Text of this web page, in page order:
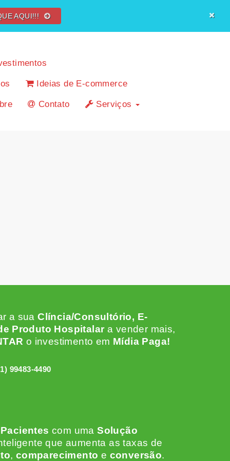
AQUI!!!
Ideias de E-commerce
Contato Serviços
a suaClíncia/Consultório, E-
Produto Hospitalar a vender mais,
o investimento em Mídia Paga!
99483-4490
com umaSolução
que aumenta as taxas de
, comparecimento e conversão.